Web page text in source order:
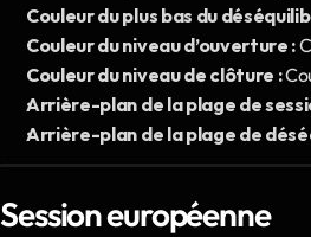
Couleur du plus bas du
Couleur du niveau d’ouverture :
Couleur du niveau de clôture :
Arrière-plan de la plage de
Arrière-plan de la plage de
Session européenne